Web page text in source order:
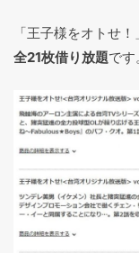
「王子様をオトせ！
全21枚借り放題です